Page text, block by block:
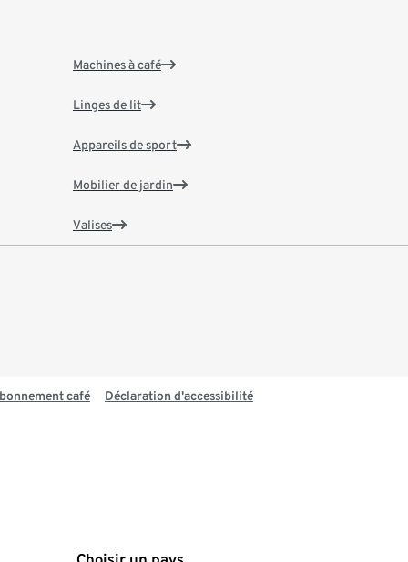
Machines à café
Linges de lit
Appareils de sport
Mobilier de jardin
Valises
café Déclaration d'accessibilité